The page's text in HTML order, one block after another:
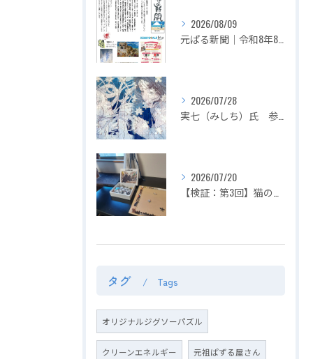
2026/08/09
元ぱる新聞｜令和8年8月号｜お盆の想い出をパズルに。投稿＆申請でポイント2倍 超お得！！
2026/07/28
実七（みしち）氏 参加展示会の紹介【２０２６年８月１日～ ZEROTEN 2026 -Aichi】
2026/07/20
【検証：第3回】猫の目の前でジグソーパズルは完成できるのか？〜2匹揃って大暴れ！パズル崩壊の危機を救った「まさかの救世主」〜
タグ Tags
オリジナルジグソーパズル
クリーンエネルギー 元祖ぱずる屋さん